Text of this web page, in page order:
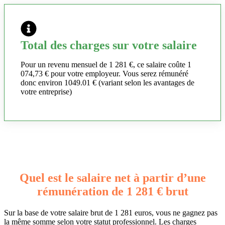
Total des charges sur votre salaire
Pour un revenu mensuel de 1 281 €, ce salaire coûte 1
074,73 € pour votre employeur. Vous serez rémunéré
donc environ 1049.01 € (variant selon les avantages de
votre entreprise)
Quel est le salaire net à partir d’une
rémunération de 1 281 € brut
Sur la base de votre salaire brut de 1 281 euros, vous ne gagnez pas
la même somme selon votre statut professionnel. Les charges